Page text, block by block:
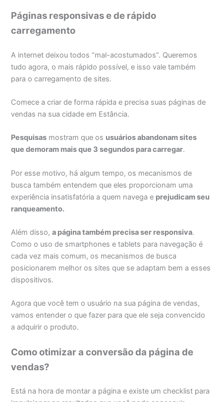
Páginas responsivas e de rápido
carregamento
A internet deixou todos “mal-acostumados”. Queremos
tudo agora, o mais rápido possível, e isso vale também
para o carregamento de sites.
Comece a criar de forma rápida e precisa suas páginas de
vendas na sua cidade em Estância.
Pesquisas mostram que os usuários abandonam sites
que demoram mais que 3 segundos para carregar.
Por esse motivo, há algum tempo, os mecanismos de
busca também entendem que eles proporcionam uma
experiência insatisfatória a quem navega e prejudicam seu
ranqueamento.
Além disso,a página também precisa ser responsiva.
Como o uso de smartphones e tablets para navegação é
cada vez mais comum, os mecanismos de busca
posicionarem melhor os sites que se adaptam bem a esses
dispositivos.
Agora que você tem o usuário na sua página de vendas,
vamos entender o que fazer para que ele seja convencido
a adquirir o produto.
Como otimizar a conversão da página de
vendas?
Está na hora de montar a página e existe um checklist para